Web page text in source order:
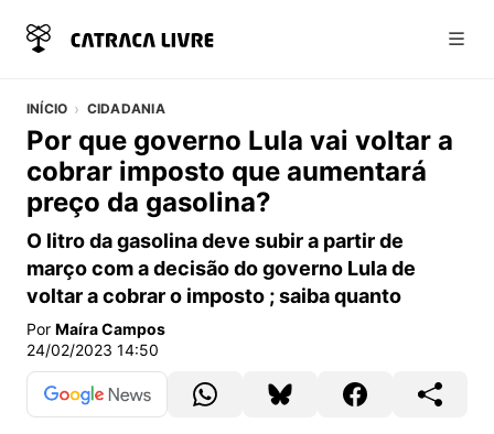
INÍCIO CIDADANIA
Por que governo Lula vai voltar a
cobrar imposto que aumentará
preço da gasolina?
O litro da gasolina deve subir a partir de
março com a decisão do governo Lula de
voltar a cobrar o imposto ; saiba quanto
Por Maíra Campos
24/02/2023 14:50